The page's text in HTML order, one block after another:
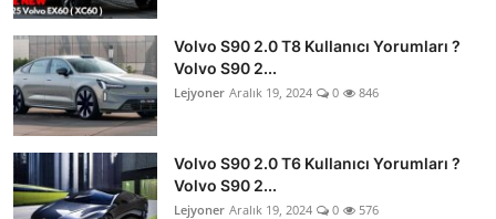
Volvo S90 2.0 T8 Kullanıcı Yorumları ?
Volvo S90 2...
Lejyoner Aralık 19, 2024 0 846
Volvo S90 2.0 T6 Kullanıcı Yorumları ?
Volvo S90 2...
Lejyoner Aralık 19, 2024 0 576